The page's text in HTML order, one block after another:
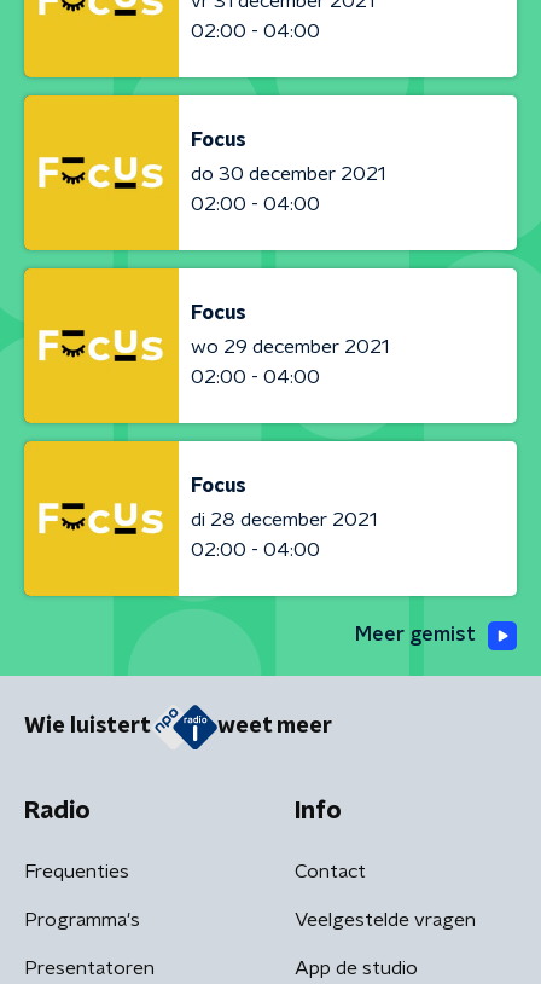
02:00 - 04:00
Focus
do 30 december 2021
02:00 - 04:00
Focus
wo 29 december 2021
02:00 - 04:00
Focus
di 28 december 2021
02:00 - 04:00
Meer gemist
Wie luistert weet meer
Radio
Frequenties
Programma's
Presentatoren
Info
Contact
Veelgestelde vragen
App de studio